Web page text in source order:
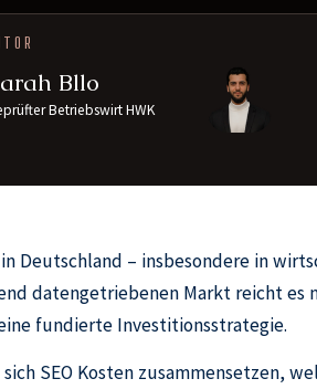
Bllo
Betriebswirt HWK
Deutschland – insbesondere in
datengetriebenen Markt reicht es
fundierte Investitionsstrategie.
SEO Kosten zusammensetzen,